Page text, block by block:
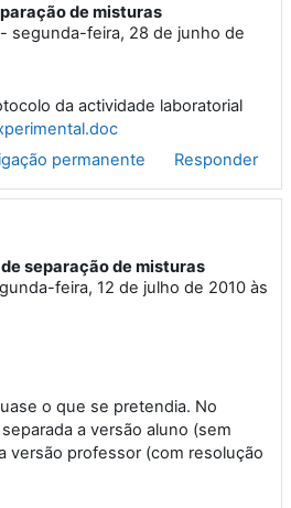
de misturas
- segunda-feira, 28 de junho de
da actividade laboratorial
permanente
Responder
Cabacinho'
separação de misturas
feira, 12 de julho de 2010 às
o que se pretendia. No
a versão aluno (sem
versão professor (com resolução